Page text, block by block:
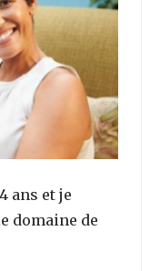
ans et je
domaine de